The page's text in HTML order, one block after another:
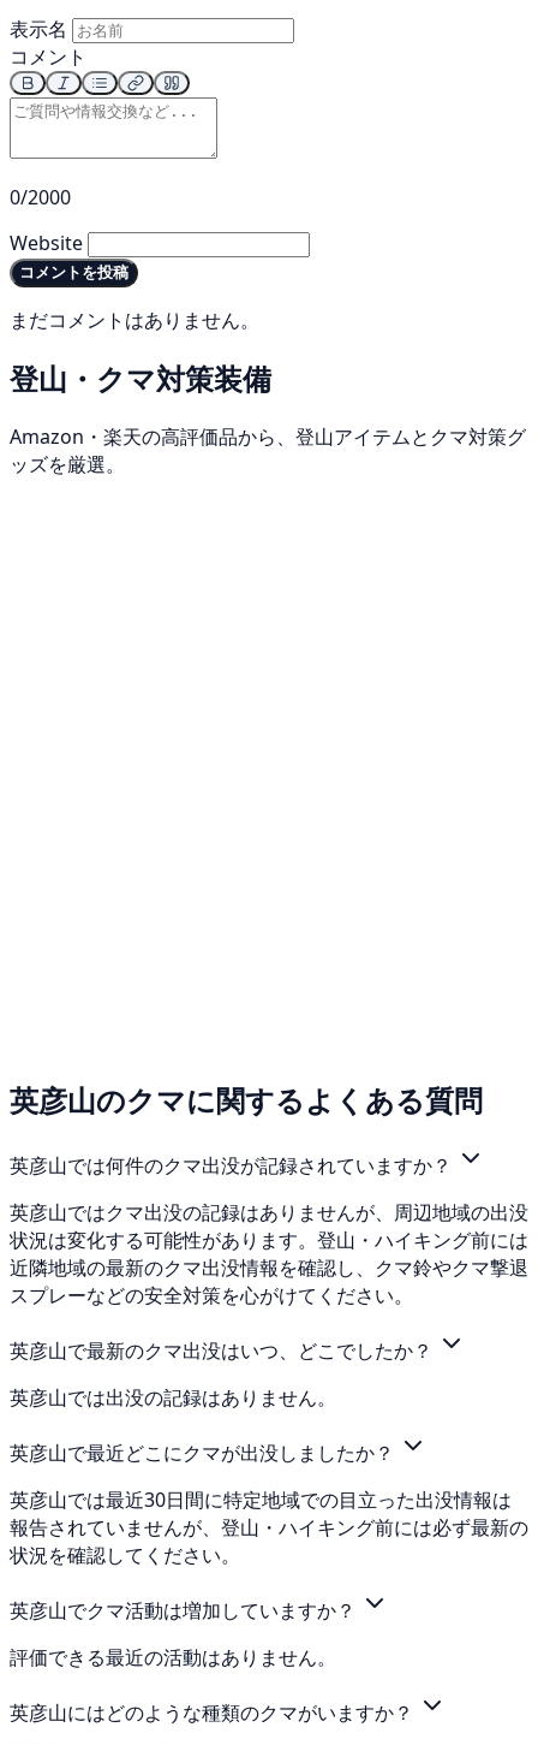
表示名
コメント
0/2000
Website
コメントを投稿
まだコメントはありません。
登山・クマ対策装備
Amazon・楽天の高評価品から、登山アイテムとクマ対策グ
ッズを厳選。
英彦山のクマに関するよくある質問
英彦山では何件のクマ出没が記録されていますか？
英彦山ではクマ出没の記録はありませんが、周辺地域の出没
状況は変化する可能性があります。登山・ハイキング前には
近隣地域の最新のクマ出没情報を確認し、クマ鈴やクマ撃退
スプレーなどの安全対策を心がけてください。
英彦山で最新のクマ出没はいつ、どこでしたか？
英彦山では出没の記録はありません。
英彦山で最近どこにクマが出没しましたか？
英彦山では最近30日間に特定地域での目立った出没情報は
報告されていませんが、登山・ハイキング前には必ず最新の
状況を確認してください。
英彦山でクマ活動は増加していますか？
評価できる最近の活動はありません。
英彦山にはどのような種類のクマがいますか？